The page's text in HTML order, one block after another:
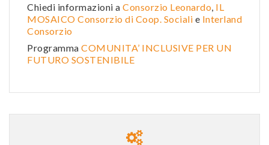
Chiedi informazioni a Consorzio Leonardo, IL
MOSAICO Consorzio di Coop. Sociali e Interland
Consorzio
Programma COMUNITA’ INCLUSIVE PER UN
FUTURO SOSTENIBILE